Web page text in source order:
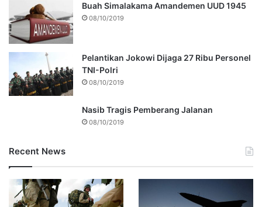
Buah Simalakama Amandemen UUD 1945
08/10/2019
Pelantikan Jokowi Dijaga 27 Ribu Personel
TNI-Polri
08/10/2019
Nasib Tragis Pemberang Jalanan
08/10/2019
Recent News